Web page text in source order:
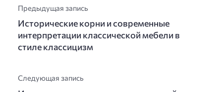
Предыдущая запись
Исторические корни и современные
интерпретации классической мебели в
стиле классицизм
Следующая запись